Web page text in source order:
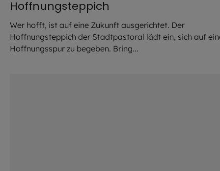
Hoffnungsteppich
Wer hofft, ist auf eine Zukunft ausgerichtet. Der
Hoffnungsteppich der Stadtpastoral lädt ein, sich auf
Hoffnungsspur zu begeben. Bring...